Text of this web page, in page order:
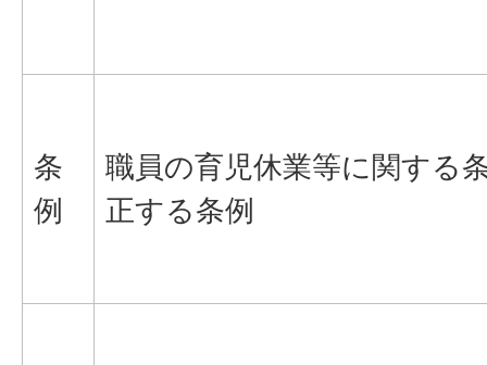
条
例
職員の育児休業等に関する
正する条例